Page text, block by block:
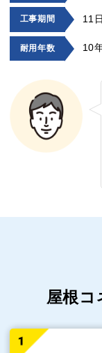
工事期間 11
耐用年数 10
屋根コ